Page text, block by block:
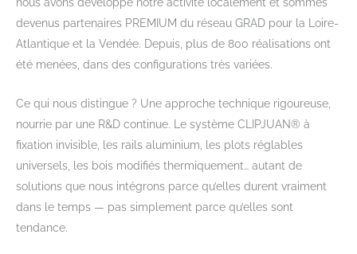
nous avons développé notre activité localement et sommes
devenus partenaires PREMIUM du réseau GRAD pour la Loire-
Atlantique et la Vendée. Depuis, plus de 800 réalisations ont
été menées, dans des configurations très variées.
Ce qui nous distingue ? Une approche technique rigoureuse,
nourrie par une R&D continue. Le système CLIPJUAN® à
fixation invisible, les rails aluminium, les plots réglables
universels, les bois modifiés thermiquement… autant de
solutions que nous intégrons parce qu’elles durent vraiment
dans le temps — pas simplement parce qu’elles sont
tendance.